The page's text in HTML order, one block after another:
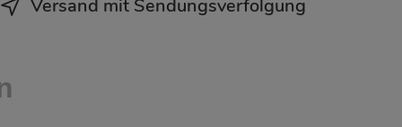
Versand mit Sendungsverfolgung